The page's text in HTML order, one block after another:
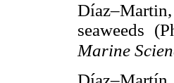
seaweeds
Marine